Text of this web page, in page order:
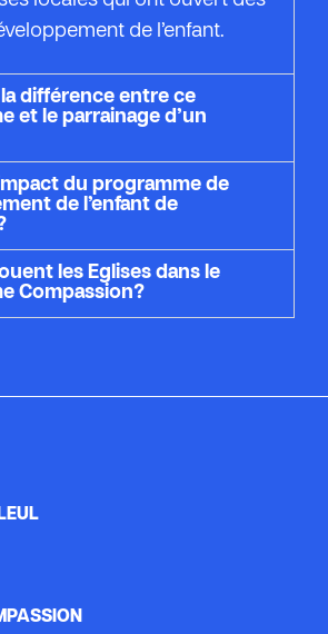
de l’enfant.
différence entre ce
et le parrainage d’un
du programme de
de l’enfant de
les Eglises dans le
Compassion?